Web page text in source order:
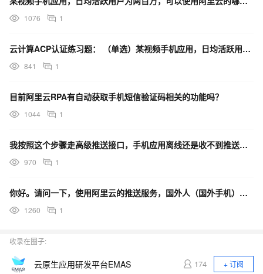
1076 1
云计算ACP认证练习题： （单选）某视频手机应用，日均活跃用户为两百万，可以使用阿里云的哪一款或几
841 1
目前阿里云RPA有自动获取手机短信验证码相关的功能吗？
1044 1
我按照这个步骤走高级推送接口，手机应用离线还是收不到推送呢，利用阿里云控制台推送可以收到
970 1
你好。请问一下，使用阿里云的推送服务，国外人（国外手机）使用APP时，在不使用GCM通道配置的情况下
1260 1
收录在圈子:
云原生应用研发平台EMAS 174
+ 订阅